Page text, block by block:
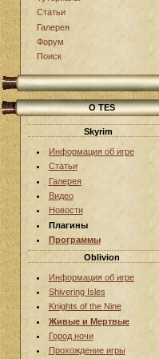
Статьи
Галерея
Форум
Поиск
О TES
Skyrim
Информация об игре
Статьи
Галерея
Видео
Новости
Плагины
Программы
Oblivion
Информация об игре
Shivering Isles
Knights of the Nine
Живые и Мертвые
Город ночи
Прохождение игры